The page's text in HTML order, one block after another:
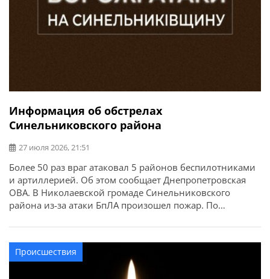
Информация об обстрелах
Синельниковского района
27 июля 2026, 21:51
Более 50 раз враг атаковал 5 районов беспилотниками
и артиллерией. Об этом сообщает Днепропетровская
ОВА. В Николаевской громаде Синельниковского
района из-за атаки БпЛА произошел пожар. По
за ночной атаки погибла 53-летняя женщина.
Происшествия